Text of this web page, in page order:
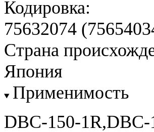
Кодировка:
75632074
Страна
Япония
Применимость
DBC-150-